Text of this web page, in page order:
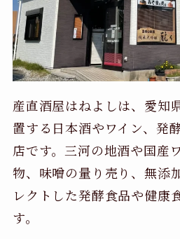
産直酒屋はねよしは、愛知
置する日本酒やワイン、発
店です。三河の地酒や国産
物、味噌の量り売り、無添
レクトした発酵食品や健康
す。